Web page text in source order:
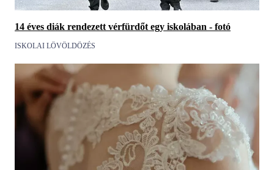
14 éves diák rendezett vérfürdőt egy iskolában - fotó
ISKOLAI LÖVÖLDÖZÉS